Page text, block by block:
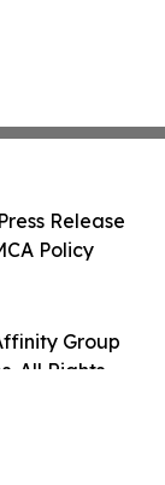
Group
All Rights
Release
Policy